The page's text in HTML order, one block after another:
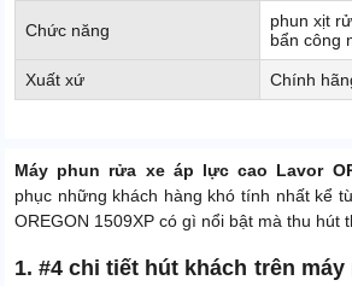
Chức năng
phun xịt
bẩn công
Xuất xứ Chính
Máy phun rửa xe áp lực cao Lavor
phục những khách hàng khó tính nhất kể
OREGON 1509XP có gì nổi bật mà thu hút
1. #4 chi tiết hút khách trên